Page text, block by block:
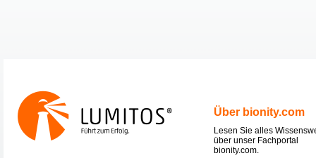
Über bionity.com
Lesen Sie alles
über unser Fachportal
bionity.com.